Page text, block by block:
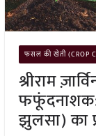
फसल की खेती (CROP
श्रीराम
झुलसा) का